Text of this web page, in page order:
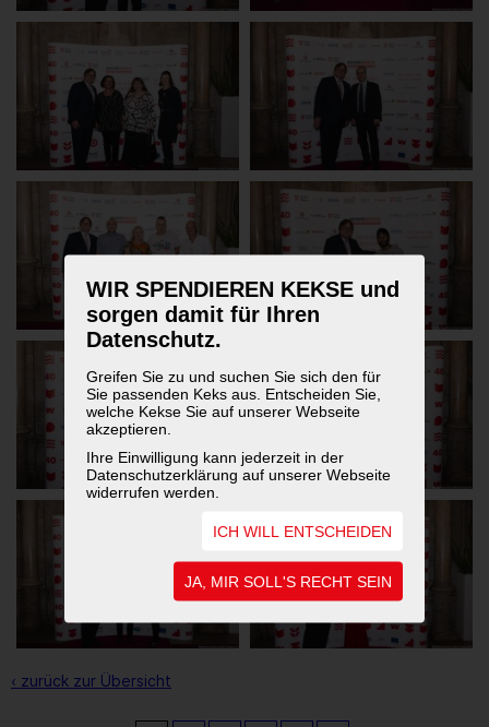
WIR SPENDIEREN KEKSE und
sorgen damit für Ihren
Datenschutz.
Greifen Sie zu und suchen Sie sich den für
Sie passenden Keks aus. Entscheiden Sie,
welche Kekse Sie auf unserer Webseite
akzeptieren.
Ihre Einwilligung kann jederzeit in der
Datenschutzerklärung auf unserer Webseite
widerrufen werden.
ICH WILL ENTSCHEIDEN
JA, MIR SOLL'S RECHT SEIN
‹ zurück zur Übersicht